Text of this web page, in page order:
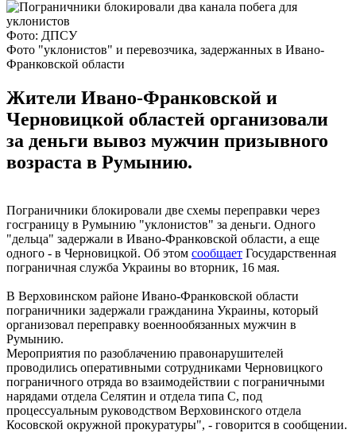
Фото: ДПСУ
Фото "уклонистов" и перевозчика, задержанных в Ивано-
Франковской области
Жители Ивано-Франковской и
Черновицкой областей организовали
за деньги вывоз мужчин призывного
возраста в Румынию.
Пограничники блокировали две схемы переправки через
госграницу в Румынию "уклонистов" за деньги. Одного
"дельца" задержали в Ивано-Франковской области, а еще
одного - в Черновицкой. Об этом сообщает Государственная
пограничная служба Украины во вторник, 16 мая.
В Верховинском районе Ивано-Франковской области
пограничники задержали гражданина Украины, который
организовал переправку военнообязанных мужчин в
Румынию.
Мероприятия по разоблачению правонарушителей
проводились оперативными сотрудниками Черновицкого
пограничного отряда во взаимодействии с пограничными
нарядами отдела Селятин и отдела типа С, под
процессуальным руководством Верховинского отдела
Косовской окружной прокуратуры", - говорится в сообщении.